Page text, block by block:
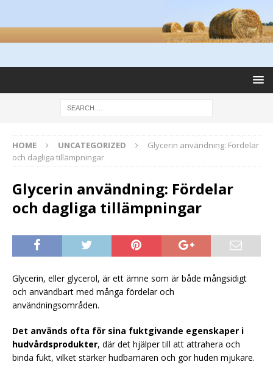
HOME UNCATEGORIZED
Glycerin användning: Fördelar
och dagliga tillämpningar
Glycerin användning: Fördelar
och dagliga tillämpningar
Glycerin, eller glycerol, är ett ämne som är både mångsidigt
och användbart med många fördelar och
användningsområden.
Det används ofta för sina fuktgivande egenskaper i
hudvårdsprodukter, där det hjälper till att attrahera och
binda fukt, vilket stärker hudbarriären och gör huden mjukare.